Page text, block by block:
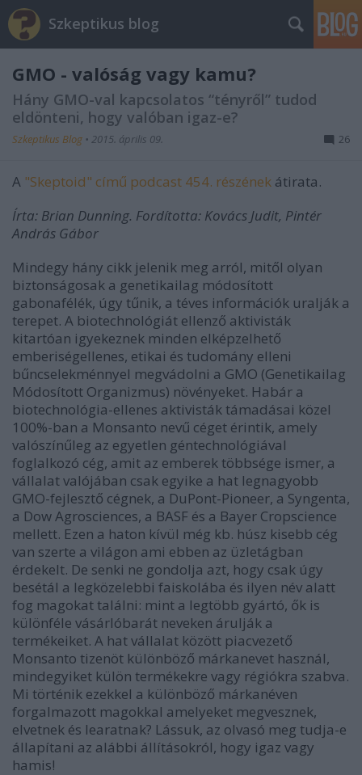
Szkeptikus blog
GMO - valóság vagy kamu?
Hány GMO-val kapcsolatos “tényről” tudod
eldönteni, hogy valóban igaz-e?
Szkeptikus Blog • 2015. április 09. 26
A "Skeptoid" című podcast 454. részének átirata.
Írta: Brian Dunning. Fordította: Kovács Judit, Pintér
András Gábor
Mindegy hány cikk jelenik meg arról, mitől olyan
biztonságosak a genetikailag módosított
gabonafélék, úgy tűnik, a téves információk uralják a
terepet. A biotechnológiát ellenző aktivisták
kitartóan igyekeznek minden elképzelhető
emberiségellenes, etikai és tudomány elleni
bűncselekménnyel megvádolni a GMO (Genetikailag
Módosított Organizmus) növényeket. Habár a
biotechnológia-ellenes aktivisták támadásai közel
100%-ban a Monsanto nevű céget érintik, amely
valószínűleg az egyetlen géntechnológiával
foglalkozó cég, amit az emberek többsége ismer, a
vállalat valójában csak egyike a hat legnagyobb
GMO-fejlesztő cégnek, a DuPont-Pioneer, a Syngenta,
a Dow Agrosciences, a BASF és a Bayer Cropscience
mellett. Ezen a haton kívül még kb. húsz kisebb cég
van szerte a világon ami ebben az üzletágban
érdekelt. De senki ne gondolja azt, hogy csak úgy
besétál a legközelebbi faiskolába és ilyen név alatt
fog magokat találni: mint a legtöbb gyártó, ők is
különféle vásárlóbarát neveken árulják a
termékeiket. A hat vállalat között piacvezető
Monsanto tizenöt különböző márkanevet használ,
mindegyiket külön termékekre vagy régiókra szabva.
Mi történik ezekkel a különböző márkanéven
forgalmazott magokkal amelyeket megvesznek,
elvetnek és learatnak? Lássuk, az olvasó meg tudja-e
állapítani az alábbi állításokról, hogy igaz vagy
hamis!